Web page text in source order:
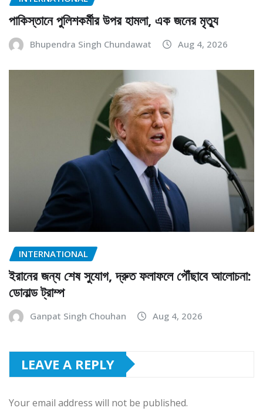
পাকিস্তানে পুলিশকর্মীর উপর হামলা, এক জনের মৃত্যু
Bhupendra Singh Chundawat Aug 4, 2026
INTERNATIONAL
ইরানের জন্য শেষ সুযোগ, দ্রুত ফলাফলে পৌঁছাবে আলোচনা:
ডোনাল্ড ট্রাম্প
Ganpat Singh Chouhan Aug 4, 2026
LEAVE A REPLY
Your email address will not be published.